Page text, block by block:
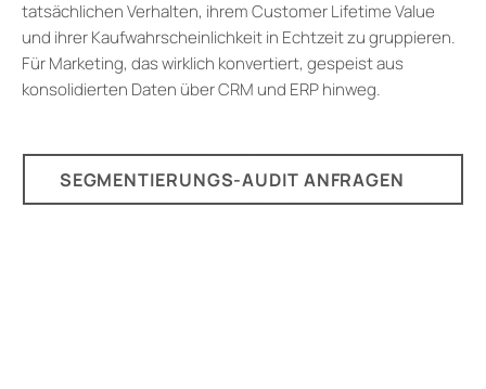
tatsächlichen Verhalten, ihrem Customer Lifetime Value
und ihrer Kaufwahrscheinlichkeit in Echtzeit zu gruppieren.
Für Marketing, das wirklich konvertiert, gespeist aus
konsolidierten Daten über CRM und ERP hinweg.
SEGMENTIERUNGS-AUDIT ANFRAGEN